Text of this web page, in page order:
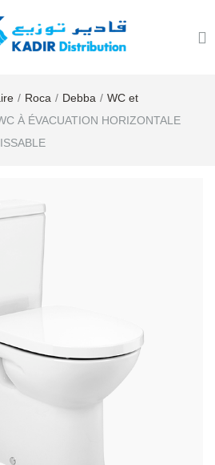
Roca Debba
WC et
À ÉVACUATION HORIZONTALE